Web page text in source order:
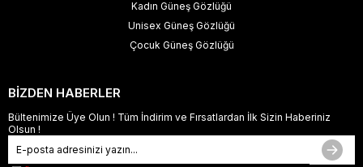
Kadın Güneş Gözlüğü
Unisex Güneş Gözlüğü
Çocuk Güneş Gözlüğü
BİZDEN HABERLER
Bültenimize Üye Olun ! Tüm İndirim ve Fırsatlardan İlk Sizin Haberiniz
Olsun !